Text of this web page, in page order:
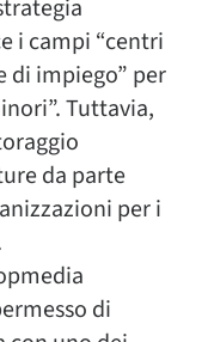
i campi “centri
di impiego” per
Tuttavia,
da parte
per i
di